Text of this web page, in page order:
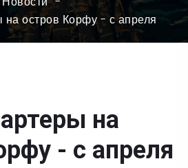
остров Корфу - с апреля
на
- с апреля